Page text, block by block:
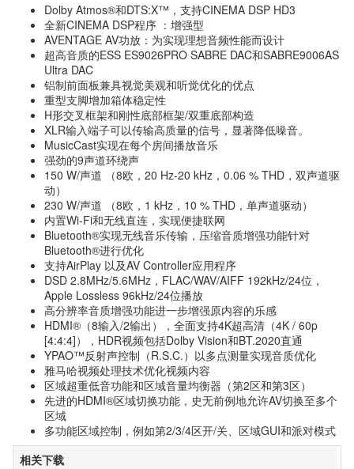
Dolby Atmos®和DTS:X™，支持CINEMA DSP HD3
全新CINEMA DSP程序 ：增强型
AVENTAGE AV功放：为实现理想音频性能而设计
超高音质的ESS ES9026PRO SABRE DAC和SABRE9006AS
Ultra DAC
铝制前面板兼具视觉美观和听觉优化的优点
重型支脚增加箱体稳定性
H形交叉框架和刚性底部框架/双重底部构造
XLR输入端子可以传输高质量的信号，显著降低噪音。
MusicCast实现在每个房间播放音乐
强劲的9声道环绕声
150 W/声道 （8欧，20 Hz-20 kHz，0.06 % THD，双声道驱
动）
230 W/声道 （8欧，1 kHz，10 % THD，单声道驱动）
内置Wi-Fi和无线直连，实现便捷联网
Bluetooth®实现无线音乐传输，压缩音质增强功能针对
Bluetooth®进行优化
支持AirPlay 以及AV Controller应用程序
DSD 2.8MHz/5.6MHz，FLAC/WAV/AIFF 192kHz/24位，
Apple Lossless 96kHz/24位播放
高分辨率音质增强功能进一步增强原内容的乐感
HDMI®（8输入/2输出），全面支持4K超高清（4K / 60p
[4:4:4]），HDR视频包括Dolby Vision和BT.2020直通
YPAO™反射声控制（R.S.C.）以多点测量实现音质优化
雅马哈视频处理技术优化视频内容
区域超重低音功能和区域音量均衡器（第2区和第3区）
先进的HDMI®区域切换功能，史无前例地允许AV切换至多个
区域
多功能区域控制，例如第2/3/4区开/关、区域GUI和派对模式
相关下载